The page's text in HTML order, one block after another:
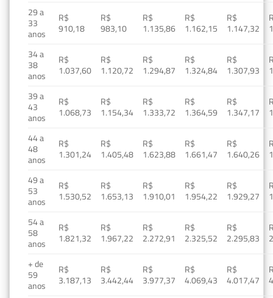
29 a
33
anos
R$
910,18
R$
983,10
R$
1.135,86
R$
1.162,15
R$
1.147,32
34 a
38
anos
R$
1.037,60
R$
1.120,72
R$
1.294,87
R$
1.324,84
R$
1.307,93
39 a
43
anos
R$
1.068,73
R$
1.154,34
R$
1.333,72
R$
1.364,59
R$
1.347,17
44 a
48
anos
R$
1.301,24
R$
1.405,48
R$
1.623,88
R$
1.661,47
R$
1.640,26
49 a
53
anos
R$
1.530,52
R$
1.653,13
R$
1.910,01
R$
1.954,22
R$
1.929,27
54 a
58
anos
R$
1.821,32
R$
1.967,22
R$
2.272,91
R$
2.325,52
R$
2.295,83
+ de
59
anos
R$
3.187,13
R$
3.442,44
R$
3.977,37
R$
4.069,43
R$
4.017,47